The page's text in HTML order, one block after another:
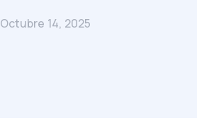
Octubre 14, 2025